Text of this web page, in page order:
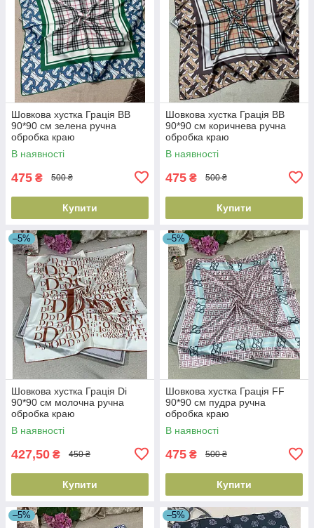
Шовкова хустка Грація BB
90*90 см зелена ручна
обробка краю
В наявності
475 ₴ 500 ₴
Купити
Шовкова хустка Грація BB
90*90 см коричнева ручна
обробка краю
В наявності
475 ₴ 500 ₴
Купити
–5%
Шовкова хустка Грація Di
90*90 см молочна ручна
обробка краю
В наявності
427,50 ₴ 450 ₴
Купити
–5%
Шовкова хустка Грація FF
90*90 см пудра ручна
обробка краю
В наявності
475 ₴ 500 ₴
Купити
–5% –5%